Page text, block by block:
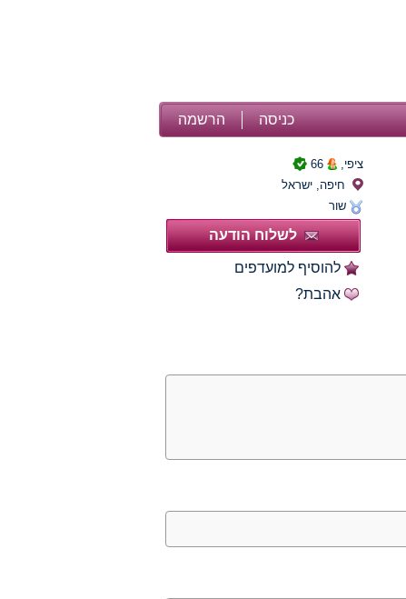
הרשמה כניסה
ציפי,
66
חיפה, ישראל
שור
לשלוח הודעה
להוסיף למועדפים
אהבת?